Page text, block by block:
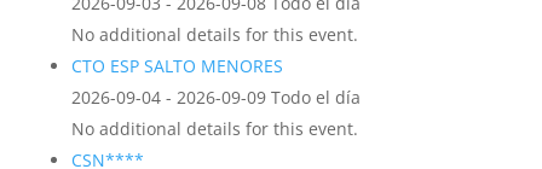
No additional details for this event.
CTO ESP SALTO MENORES
2026-09-04 - 2026-09-09 Todo el día
No additional details for this event.
CSN****